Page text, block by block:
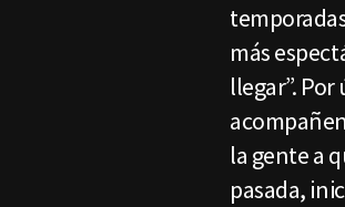
más
llegar”.
la gente a
pasada,